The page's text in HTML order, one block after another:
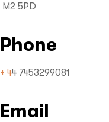
M2 5PD
Phone
+ 44 7453299081
Email